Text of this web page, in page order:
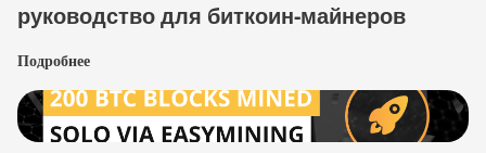
руководство для биткоин-майнеров
Подробнее